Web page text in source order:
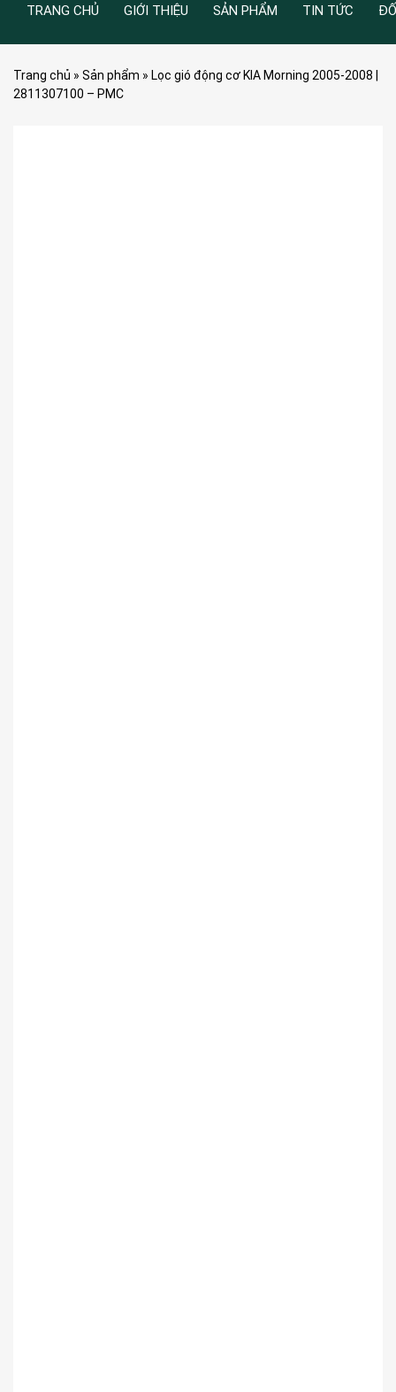
TRANG CHỦ GIỚI THIỆU SẢN PHẨM TIN TỨC
Trang chủ » Sản phẩm » Lọc gió động cơ KIA Morning 2005-2008 |
2811307100 – PMC